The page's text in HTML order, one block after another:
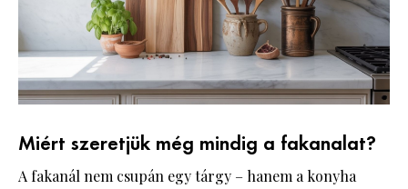
Miért szeretjük még mindig a fakanalat?
A fakanál nem csupán egy tárgy – hanem a konyha